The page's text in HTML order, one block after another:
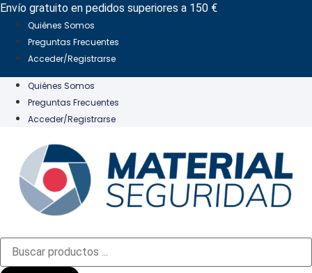
Ir
contenido
Envío gratuito en pedidos superiores a 150 €
Quiénes Somos
Preguntas Frecuentes
Acceder/Registrarse
Quiénes Somos
Preguntas Frecuentes
Acceder/Registrarse
Búsqueda
productos